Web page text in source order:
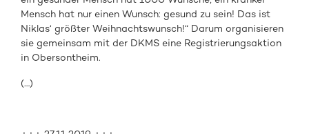
Mensch hat nur einen Wunsch: gesund zu sein! Das ist
Niklas‘ größter Weihnachtswunsch!“ Darum organisieren
sie gemeinsam mit der DKMS eine Registrierungsaktion
in Obersontheim.
(…)